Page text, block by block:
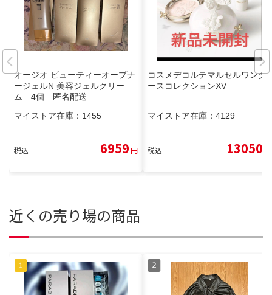
オージオ ビューティーオープナ
ージェルN 美容ジェルクリー
ム 4個 匿名配送
マイストア在庫： 1455
税込 6959円
コスメデコルテマルセルワンダ
ースコレクションXV
マイストア在庫： 4129
税込 13050
近くの売り場の商品